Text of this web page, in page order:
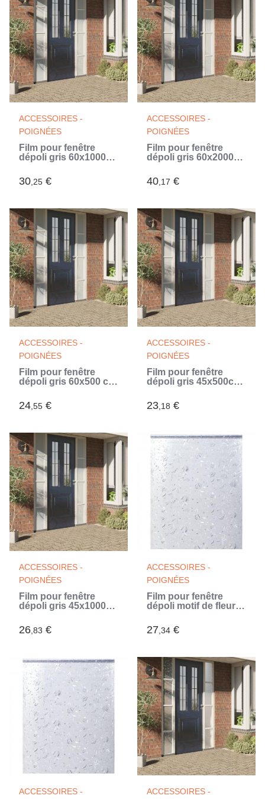
ACCESSOIRES -
POIGNÉES
Film pour fenêtre
dépoli gris 60x1000
30,25 €
ACCESSOIRES -
POIGNÉES
Film pour fenêtre
dépoli gris 60x2000
40,17 €
ACCESSOIRES -
POIGNÉES
Film pour fenêtre
dépoli gris 60x500 cm
24,55 €
ACCESSOIRES -
POIGNÉES
Film pour fenêtre
dépoli gris 45x500cm
23,18 €
ACCESSOIRES -
POIGNÉES
Film pour fenêtre
dépoli gris 45x1000
26,83 €
ACCESSOIRES -
POIGNÉES
Film pour fenêtre
dépoli motif de fleur
27,34 €
ACCESSOIRES -
ACCESSOIRES -